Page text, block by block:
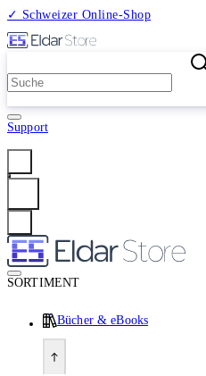
✓ Schweizer Online-Shop
Support
SORTIMENT
Bücher & eBooks